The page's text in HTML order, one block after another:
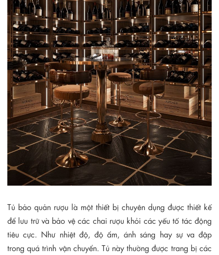
Tủ bảo quản rượu là một thiết bị chuyên dụng được thiết kế
để lưu trữ và bảo vệ các chai rượu khỏi các yếu tố tác động
tiêu cực. Như nhiệt độ, độ ẩm, ánh sáng hay sự va đập
trong quá trình vận chuyển. Tủ này thường được trang bị các